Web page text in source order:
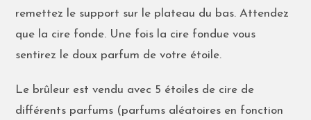
remettez le support sur le plateau du bas. Attendez
que la cire fonde. Une fois la cire fondue vous
sentirez le doux parfum de votre étoile.
Le brûleur est vendu avec 5 étoiles de cire de
différents parfums (parfums aléatoires en fonction